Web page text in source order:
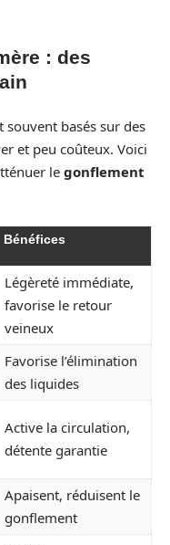
: des
souvent basés sur des
et peu coûteux. Voici
le gonflement
Bénéfices
Légèreté immédiate,
favorise le retour
veineux
Favorise l’élimination
des liquides
Active la circulation,
détente garantie
Apaisent, réduisent le
gonflement